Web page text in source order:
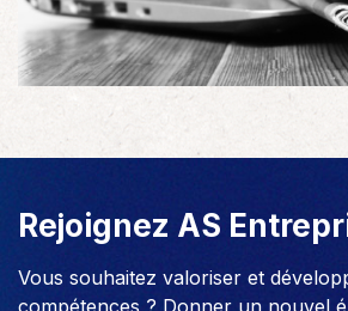
Rejoignez AS
Vous souhaitez valoriser et
compétences ? Donner un nouvel